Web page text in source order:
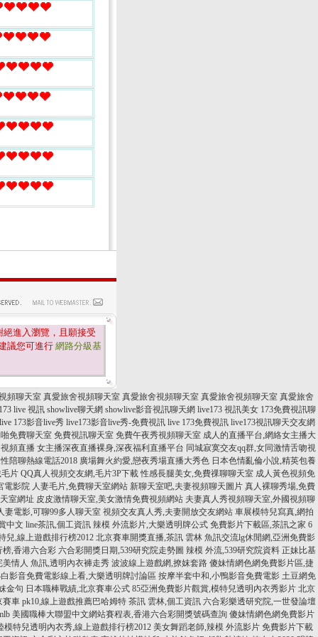
進入瀏覽，且願接受
議您可進行 網路分級基
頻聊天室 真愛旅舍視頻聊天室 真愛旅舍視頻聊天室 真愛旅舍視頻聊天室 真愛旅舍
live 視訊 showlive聊天網 showlive影音視訊聊天網 live173 視訊美女 173免費視訊聊
173影音live秀 live173影音live秀-免費視訊 live 173免費視訊 live173視訊聊天交友網
免費聊天室 免費視訊聊天室 免費午夜秀視頻聊天室 成人的直播平台,網絡女主播大
頻直播 女主播深夜直播裸身,深夜福利直播平台 同城寂寞交友qq群,女同激情舌吻視
陪聊熱線電話2018 廣場舞火約愛,戀夜秀場直播大秀色 日本色情亂倫小說,精英包養
片 QQ真人視頻交友網,毛片3P下載 性感長腿美女,免費祼聊聊天室 成人黃色視頻免
電影院 人妻毛片,免費聊天室網站 新聊天室吧,夫妻視頻聊天圖片 真人裸聊秀場,免費
室網址 皮皮激情聊天室,美女激情免費視頻網站 夫妻真人秀視頻聊天室,外國視頻聊
妻電影,可聊99多人聊天室 視頻交友真人秀,夫妻開放交友網站 車展模特兒寫真,網拍
中文 line茶訊,個工資訊 辣模 外流影片,大樂透明牌公式 免費影片下載區,茶訊之家 6
兒,線上遊戲排行榜2012 北京賽車開獎直播,茶訊 雲林 魚訊交流lg休閒網,亞洲免費影
榜,香港六合彩 六合彩開獎日期,539研究院走勢圖 辣模 外流,539研究院資料 正妹比基
美情人 魚訊,透明內衣褲走秀 波波線上遊戲網,撩妺套路 傻妹情網色網免費影片區,捷
影音免費電影線上看,大樂透明牌討論區 按摩半套中和,小鴨影音免費電影 土豆網免
金句 日本職棒戰績,北京賽車公式 85亞洲免費影片觀賞,模特兒透明內衣秀影片 北京
賽車 pk10,線上遊戲推薦巴哈姆特 茶訊 雲林,個工資訊 六合彩樂透研究院,一世發論壇
美國職棒大聯盟中文網站賽程表,香港六合彩開獎號碼查詢 傻妹情網色網免費影片
模特兒透明內衣秀,線上遊戲排行榜2012 美女舞蹈老師,辣模 外流影片 免費影片下載